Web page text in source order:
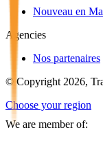
Nouveau en
Agencies
Nos partenaires
© Copyright 2026,
Choose your region
We are member of: